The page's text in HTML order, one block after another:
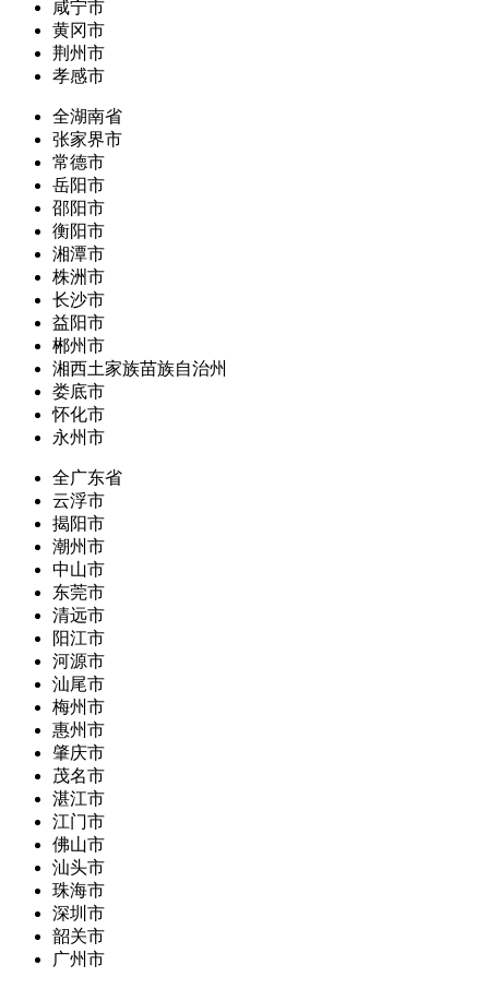
咸宁市
黄冈市
荆州市
孝感市
全湖南省
张家界市
常德市
岳阳市
邵阳市
衡阳市
湘潭市
株洲市
长沙市
益阳市
郴州市
湘西土家族苗族自治州
娄底市
怀化市
永州市
全广东省
云浮市
揭阳市
潮州市
中山市
东莞市
清远市
阳江市
河源市
汕尾市
梅州市
惠州市
肇庆市
茂名市
湛江市
江门市
佛山市
汕头市
珠海市
深圳市
韶关市
广州市